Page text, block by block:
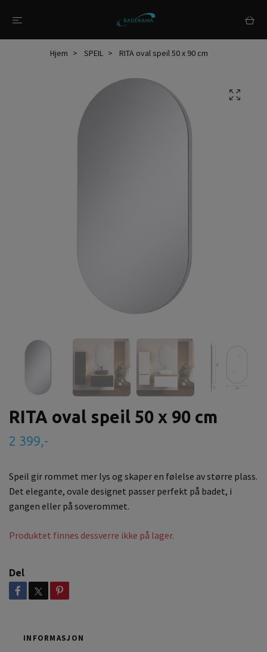
Hjem SPEIL RITA oval speil 50 x 90 cm
RITA oval speil 50 x 90 cm
2 399,-
Speil gir rommet mer lys og skaper en følelse av større plass.
Det elegante, ovale designet passer perfekt på badet, i
gangen eller på soverommet.
Produktet finnes dessverre ikke på lager.
Del
INFORMASJON